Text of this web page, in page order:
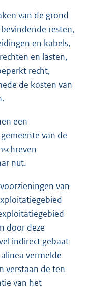
van de grond
resten,
en kabels,
en lasten,
recht,
de kosten van
een
van de
nut.
van
door deze
indirect gebaat
vermelde
verstaan de ten
van het